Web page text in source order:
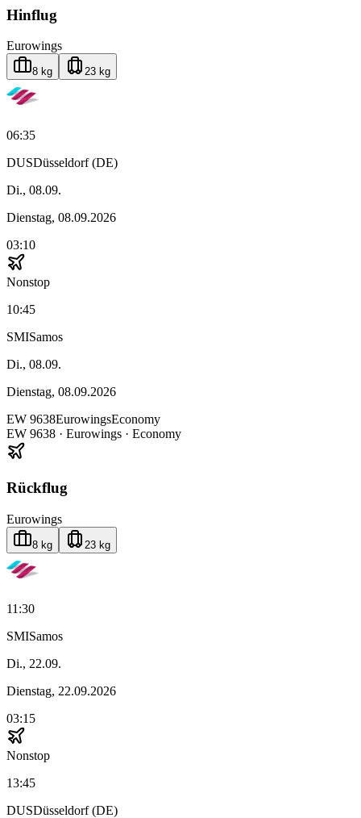
Hinflug
Eurowings
8 kg 23 kg
06:35
DUSDüsseldorf (DE)
Di., 08.09.
Dienstag, 08.09.2026
03:10
Nonstop
10:45
SMISamos
Di., 08.09.
Dienstag, 08.09.2026
EW 9638EurowingsEconomy
EW 9638 · Eurowings · Economy
Rückflug
Eurowings
8 kg 23 kg
11:30
SMISamos
Di., 22.09.
Dienstag, 22.09.2026
03:15
Nonstop
13:45
DUSDüsseldorf (DE)